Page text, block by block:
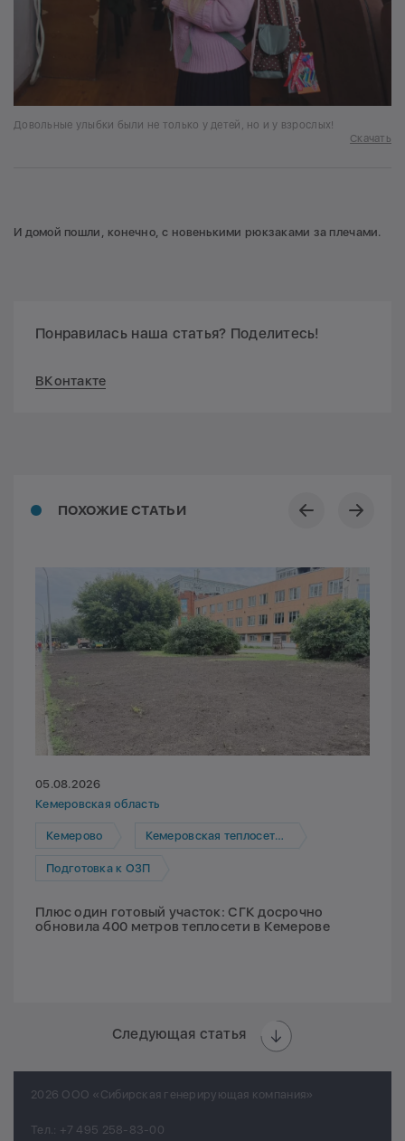
Довольные улыбки были не только у детей, но и у взрослых!
Скачать
И домой пошли, конечно, с новенькими рюкзаками за плечами.
Понравилась наша статья? Поделитесь!
ВКонтакте
ПОХОЖИЕ СТАТЬИ
05.08.2026
Кемеровская область
Кемерово Кемеровская теплосетевая компания
Подготовка к ОЗП
Плюс один готовый участок: СГК досрочно
обновила 400 метров теплосети в Кемерове
Следующая статья
2026 ООО «Сибирская генерирующая компания»
Тел.: +7 495 258-83-00